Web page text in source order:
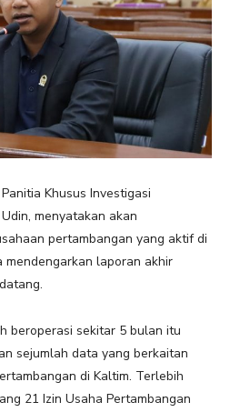
Khusus Investigasi
menyatakan akan
pertambangan yang aktif di
mendengarkan laporan akhir
beroperasi sekitar 5 bulan itu
sejumlah data yang berkaitan
di Kaltim. Terlebih
21 Izin Usaha Pertambangan